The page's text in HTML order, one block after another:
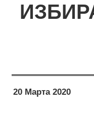
20 Марта 2020